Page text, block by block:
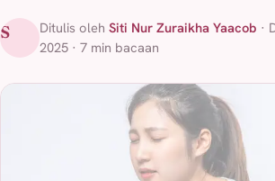
S Ditulis oleh Siti Nur Zuraikha Yaacob ·
2025 · 7 min bacaan